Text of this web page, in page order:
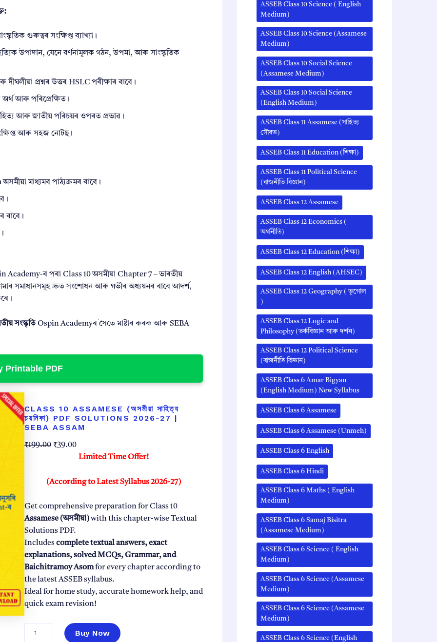
গুৰুত্বৰ সংক্ষিপ্ত ব্যাখ্যা।
উপাদান, যেনে বর্ণনামূলক গঠন, উপমা, আৰু সাংস্কৃতিক
দীঘলীয়া প্ৰশ্নৰ উত্তৰ HSLC পৰীক্ষাৰ বাবে।
আৰু পৰিপ্রেক্ষিত।
আৰু জাতীয় পৰিচয়ৰ ওপৰত প্ৰভাৱ।
আৰু সহজ নোটছ।
মাধ্যমৰ পাঠ্যক্ৰমৰ বাবে।
বাবে।
Academy-ৰ পৰা Class 10 অসমীয়া Chapter 7 – ভাৰতীয়
সমাধানসমূহ দ্ৰুত সংশোধন আৰু গভীৰ অধ্যয়নৰ বাবে আদৰ্শ,
সংস্কৃতিOspin Academyৰ সৈতে মাষ্টাৰ কৰক আৰু SEBA
Printable PDF
CLASS 10 ASSAMESE (অসমীয়া সাহিত্য
চয়নিকা) PDF SOLUTIONS 2026-27 |
SEBA ASSAM
₹199.00 O
g
n
a
l
p
r
i
c
e
w
₹39.00C
u
r
n
t
r
i
c
e
i
s
Limited Time Offer!
(According to Latest Syllabus 2026-27)
Get comprehensive preparation for Class 10
Assamese (অসমীয়া)with this chapter-wise Textual
Solutions PDF.
Includescomplete textual answers, exact
explanations, solved MCQs, Grammar, and
Baichitramoy Asomfor every chapter according to
the latest ASSEB syllabus.
Ideal for home study, accurate homework help, and
quick exam revision!
Buy Now
ASSEB Class 10 Science ( English
Medium)
ASSEB Class 10 Science (Assamese
Medium)
ASSEB Class 10 Social Science
(Assamese Medium)
ASSEB Class 10 Social Science
(English Medium)
ASSEB Class 11 Assamese (সাহিত্য
সৌৰভ)
ASSEB Class 11 Education (শিক্ষা)
ASSEB Class 11 Political Science
(ৰাজনীতি বিজ্ঞান)
ASSEB Class 12 Assamese
ASSEB Class 12 Economics (
অর্থনীতি)
ASSEB Class 12 Education (শিক্ষা)
ASSEB Class 12 English (AHSEC)
ASSEB Class 12 Geography ( ভূগোল
)
ASSEB Class 12 Logic and
Philosophy (তৰ্কবিজ্ঞান আৰু দৰ্শন)
ASSEB Class 12 Political Science
(ৰাজনীতি বিজ্ঞান)
ASSEB Class 6 Amar Bigyan
(English Medium) New Syllabus
ASSEB Class 6 Assamese
ASSEB Class 6 Assamese (Unmeh)
ASSEB Class 6 English
ASSEB Class 6 Hindi
ASSEB Class 6 Maths ( English
Medium)
ASSEB Class 6 Samaj Bisitra
(Assamese Medium)
ASSEB Class 6 Science ( English
Medium)
ASSEB Class 6 Science (Assamese
Medium)
ASSEB Class 6 Science (Assamese
Medium)
ASSEB Class 6 Science (English